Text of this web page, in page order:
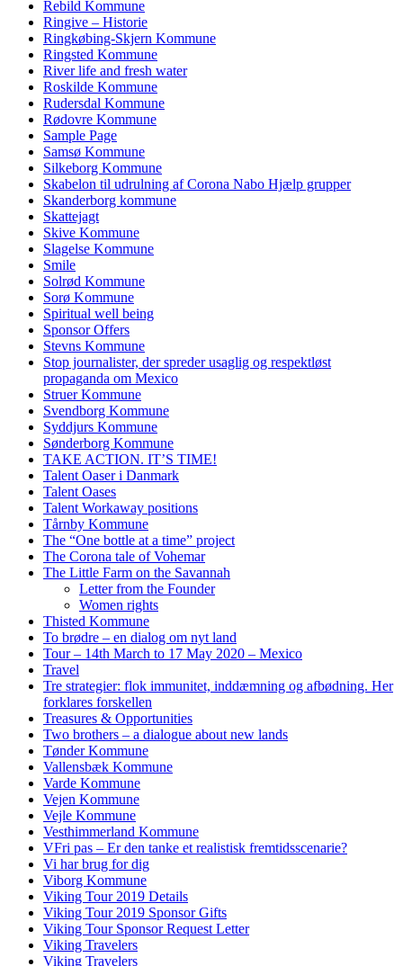
Rebild Kommune
Ringive – Historie
Ringkøbing-Skjern Kommune
Ringsted Kommune
River life and fresh water
Roskilde Kommune
Rudersdal Kommune
Rødovre Kommune
Sample Page
Samsø Kommune
Silkeborg Kommune
Skabelon til udrulning af Corona Nabo Hjælp grupper
Skanderborg kommune
Skattejagt
Skive Kommune
Slagelse Kommune
Smile
Solrød Kommune
Sorø Kommune
Spiritual well being
Sponsor Offers
Stevns Kommune
Stop journalister, der spreder usaglig og respektløst
propaganda om Mexico
Struer Kommune
Svendborg Kommune
Syddjurs Kommune
Sønderborg Kommune
TAKE ACTION. IT’S TIME!
Talent Oaser i Danmark
Talent Oases
Talent Workaway positions
Tårnby Kommune
The “One bottle at a time” project
The Corona tale of Vohemar
The Little Farm on the Savannah
Letter from the Founder
Women rights
Thisted Kommune
To brødre – en dialog om nyt land
Tour – 14th March to 17 May 2020 – Mexico
Travel
Tre strategier: flok immunitet, inddæmning og afbødning. Her
forklares forskellen
Treasures & Opportunities
Two brothers – a dialogue about new lands
Tønder Kommune
Vallensbæk Kommune
Varde Kommune
Vejen Kommune
Vejle Kommune
Vesthimmerland Kommune
VFri pas – Er den tanke et realistisk fremtidsscenarie?
Vi har brug for dig
Viborg Kommune
Viking Tour 2019 Details
Viking Tour 2019 Sponsor Gifts
Viking Tour Sponsor Request Letter
Viking Travelers
Viking Travelers